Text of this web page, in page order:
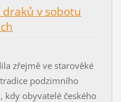
v sobotu
zřejmě ve starověké
podzimního
kdy obyvatelé českého